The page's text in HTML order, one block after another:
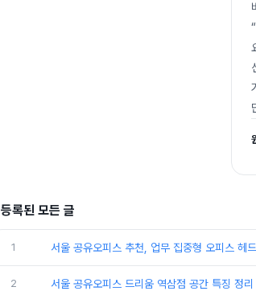
등록된 모든 글
1 서울 공유오피스 추천, 업무 집중형 오피스 헤
2 서울 공유오피스 드리움 역삼점 공간 특징 정리